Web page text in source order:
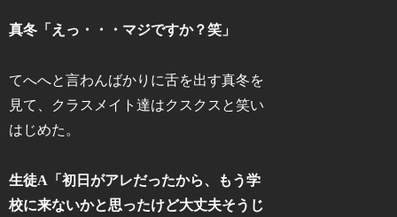
真冬「えっ・・・マジですか？笑」
てへへと言わんばかりに舌を出す真冬を
見て、クラスメイト達はクスクスと笑い
はじめた。
生徒A「初日がアレだったから、もう学
校に来ないかと思ったけど大丈夫そうじ